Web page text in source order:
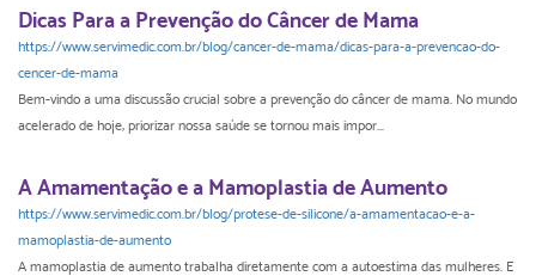
Dicas Para a Prevenção do Câncer de Mama
https://www.servimedic.com.br/blog/cancer-de-mama/dicas-para-a-prevencao-do-
cencer-de-mama
Bem-vindo a uma discussão crucial sobre a prevenção do câncer de mama. No mundo
acelerado de hoje, priorizar nossa saúde se tornou mais impor...
A Amamentação e a Mamoplastia de Aumento
https://www.servimedic.com.br/blog/protese-de-silicone/a-amamentacao-e-a-
mamoplastia-de-aumento
A mamoplastia de aumento trabalha diretamente com a autoestima das mulheres. E